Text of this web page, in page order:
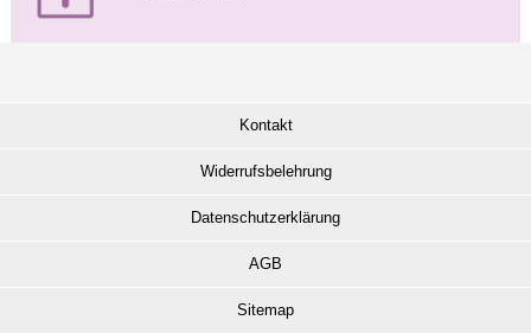
Kontakt
Widerrufsbelehrung
Datenschutzerklärung
AGB
Sitemap